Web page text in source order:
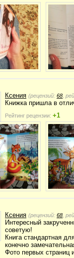
Ксения (рецензий: 68 ,
Книжка пришла в
Рейтинг рецензии: +1
Ксения (рецензий: 68 ,
Интересный
советую!
Книга стандартная
конечно
Фото первых страниц